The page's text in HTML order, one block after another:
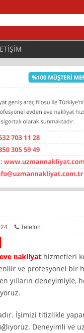
Telefon:
nakliyathizmetleri
ve profesyonel bir
yılların deneyimiyle,
İşimizi titizlikle
Deneyimli ve